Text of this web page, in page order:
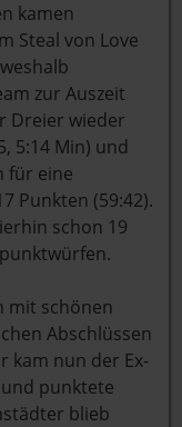
kamen
Steal von Love
zur Auszeit
Dreier wieder
5:14 Min) und
für eine
Punkten (59:42).
schon 19
mit schönen
Abschlüssen
kam nun der Ex-
punktete
blieb